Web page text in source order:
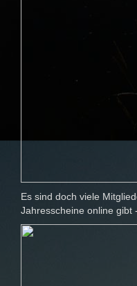
Es sind doch viele
Jahresscheine online gibt